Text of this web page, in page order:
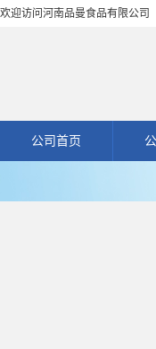
欢迎访问河南品曼食品有限公司
公司首页